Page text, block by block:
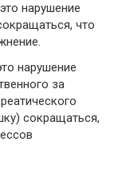
нарушение
что
нарушение
за
сокращаться,